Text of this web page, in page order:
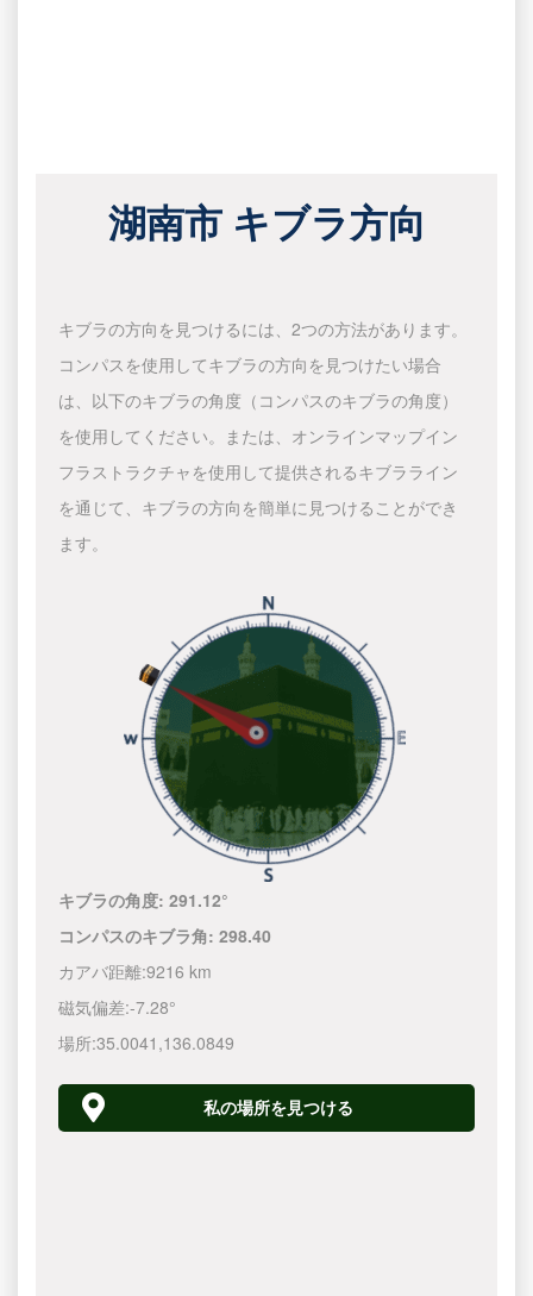
湖南市 キブラ方向
キブラの方向を見つけるには、2つの方法があります。
コンパスを使用してキブラの方向を見つけたい場合
は、以下のキブラの角度（コンパスのキブラの角度）
を使用してください。または、オンラインマップイン
フラストラクチャを使用して提供されるキブラライン
を通じて、キブラの方向を簡単に見つけることができ
ます。
キブラの角度:291.12°
コンパスのキブラ角:298.40
カアバ距離:9216 km
磁気偏差:-7.28°
場所:35.0041 ,136.0850
私の場所を見つける